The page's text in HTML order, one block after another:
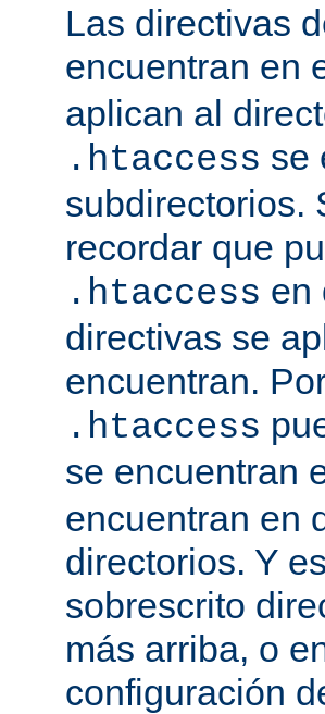
Las directivas
encuentran en
aplican al
.htaccess se
subdirectorios.
recordar que
.htaccess en
directivas se
encuentran.
.htaccess
se encuentran
encuentran en
directorios. Y
sobrescrito
más arriba, o
configuración